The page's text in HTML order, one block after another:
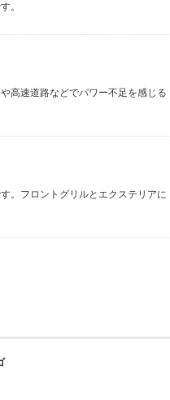
。
高速道路などでパワー不足を感じる
。フロントグリルとエクステリアに